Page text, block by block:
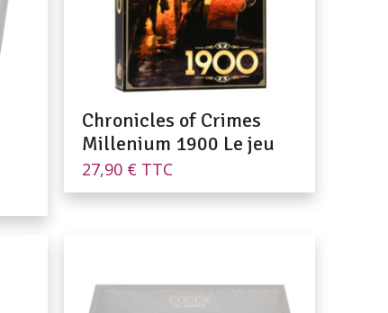
Chronicles of Crimes
Millenium 1900 Le jeu
27,90 € TTC